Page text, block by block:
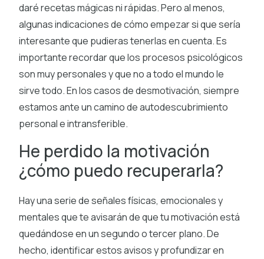
daré recetas mágicas ni rápidas. Pero al menos,
algunas indicaciones de cómo empezar si que sería
interesante que pudieras tenerlas en cuenta. Es
importante recordar que los procesos psicológicos
son muy personales y que no a todo el mundo le
sirve todo. En los casos de desmotivación, siempre
estamos ante un camino de autodescubrimiento
personal e intransferible.
He perdido la motivación
¿cómo puedo recuperarla?
Hay una serie de señales físicas, emocionales y
mentales que te avisarán de que tu motivación está
quedándose en un segundo o tercer plano. De
hecho, identificar estos avisos y profundizar en